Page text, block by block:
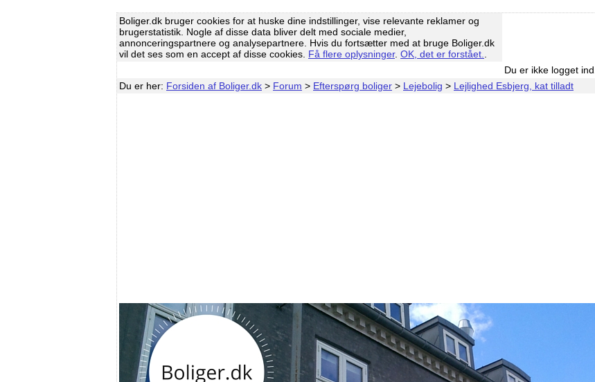
Boliger.dk bruger cookies for at huske dine indstillinger, vise relevante reklamer og
brugerstatistik. Nogle af disse data bliver delt med sociale medier,
annonceringspartnere og analysepartnere. Hvis du fortsætter med at bruge Boliger.dk
vil det ses som en accept af disse cookies. Få flere oplysninger. OK, det er forstået.
Du er ikke logget ind.
Du er her: Forsiden af Boliger.dk > Forum > Efterspørg boliger > Lejebolig > Lejlighed Esbjerg, kat tilladt